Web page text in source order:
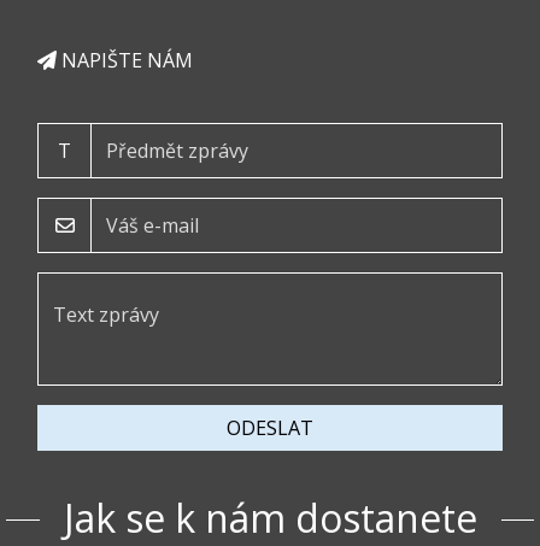
NAPIŠTE NÁM
T
ODESLAT
Jak se k nám dostanete